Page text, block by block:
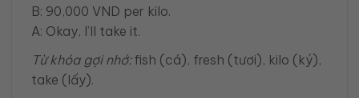
B: 90,000 VND per kilo.
A: Okay, I’ll take it.
Từ khóa gợi nhớ:fish (cá), fresh (tươi), kilo (ký),
take (lấy).